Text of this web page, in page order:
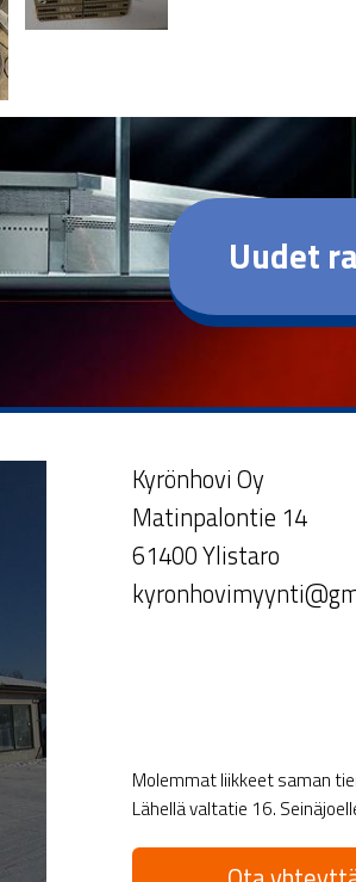
Uudet
Kyrönhovi Oy
Matinpalontie 14
61400 Ylistaro
Molemmat liikkeet saman
Lähellä valtatie 16.